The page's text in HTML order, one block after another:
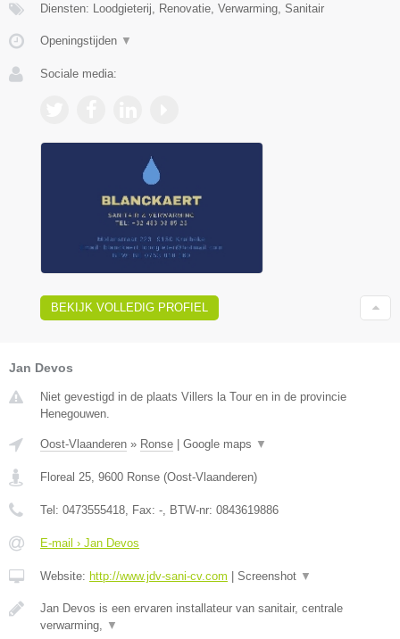
Diensten: Loodgieterij, Renovatie, Verwarming, Sanitair
Openingstijden ▼
Sociale media:
BEKIJK VOLLEDIG PROFIEL
Jan Devos
Niet gevestigd in de plaats Villers la Tour en in de provincie
Henegouwen.
Oost-Vlaanderen » Ronse Google maps ▼
Floreal 25 9600 Ronse (Oost-Vlaanderen)
Tel: 0473555418 , Fax: - , BTW-nr: 0843619886
E-mail › Jan Devos
Website: http://www.jdv-sani-cv.com Screenshot ▼
Jan Devos is een ervaren installateur van sanitair, centrale
verwarming,
▼